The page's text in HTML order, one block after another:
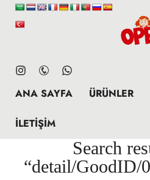
ANA SAYFA ÜRÜNLER
İLETIŞIM
Search
“detail/GoodID/